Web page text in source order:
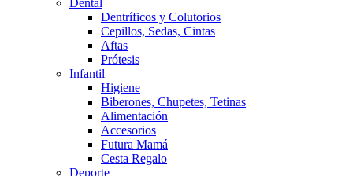
Dental
Dentríficos y Colutorios
Cepillos, Sedas, Cintas
Aftas
Prótesis
Infantil
Higiene
Biberones, Chupetes, Tetinas
Alimentación
Accesorios
Futura Mamá
Cesta Regalo
Deporte